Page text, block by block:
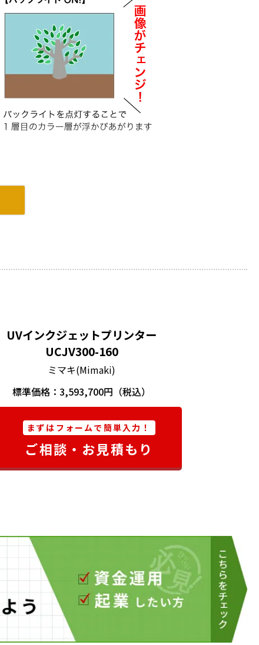
Tools』画面(Adobe Illustratorプラグインツー
ント後の乾燥工程が不要です。プリント後すぐに後加
の仕事にも対応可能になります。
UVインクジェットプリンター
UCJV300-160
ミマキ(Mimaki)
標準価格：3,593,700円（税込）
まずはフォームで簡単入力！
ご相談・お見積もり